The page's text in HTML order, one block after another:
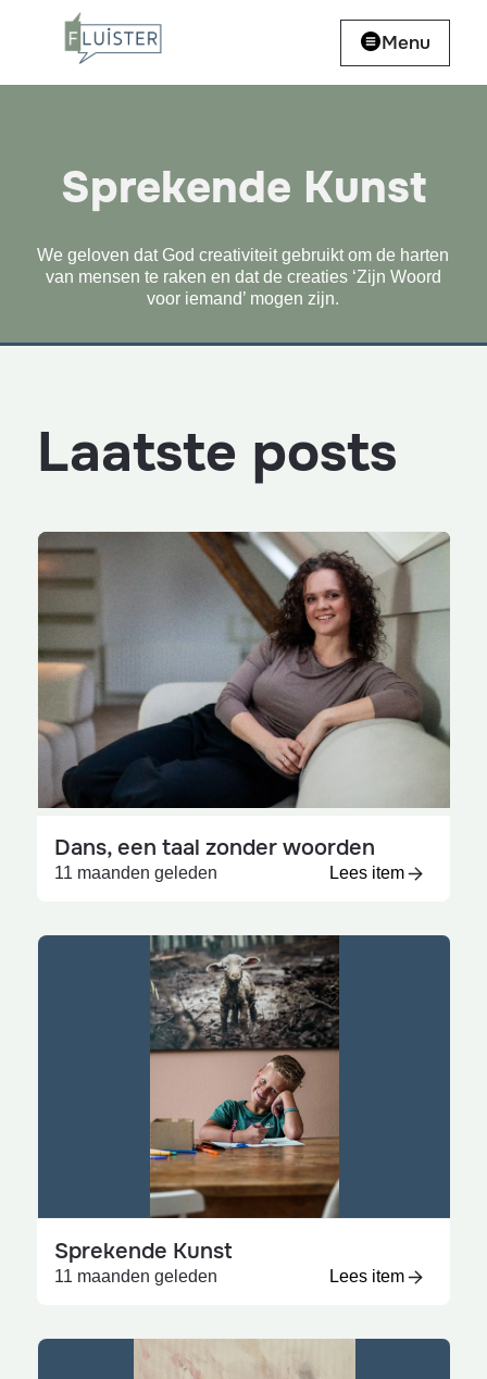
Menu
Sprekende Kunst
We geloven dat God creativiteit gebruikt om de harten
van mensen te raken en dat de creaties ‘Zijn Woord
voor iemand’ mogen zijn.
Laatste posts
Dans, een taal zonder woorden
11 maanden geleden Lees item
Sprekende Kunst
11 maanden geleden Lees item